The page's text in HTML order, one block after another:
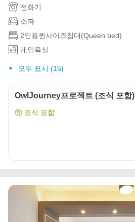
전화기
소파
2인용퀸사이즈침대(Queen bed)
개인욕실
모두 표시 (15)
OwlJourney프로젝트 (조식 포함)
조식 포함